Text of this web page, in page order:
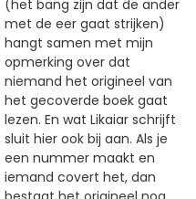
(het bang zijn dat de ander
met de eer gaat strijken)
hangt samen met mijn
opmerking over dat
niemand het origineel van
het gecoverde boek gaat
lezen. En wat Likaiar schrijft
sluit hier ook bij aan. Als je
een nummer maakt en
iemand covert het, dan